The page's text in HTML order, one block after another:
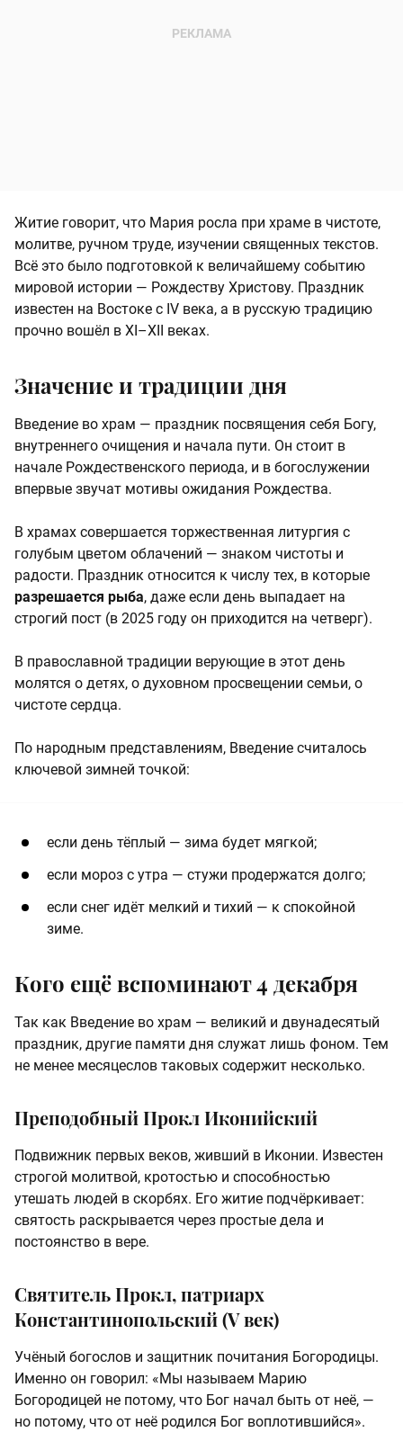
Житие говорит, что Мария росла при храме в чистоте,
молитве, ручном труде, изучении священных текстов.
Всё это было подготовкой к величайшему событию
мировой истории — Рождеству Христову. Праздник
известен на Востоке с IV века, а в русскую традицию
прочно вошёл в XI–XII веках.
Значение и традиции дня
Введение во храм — праздник посвящения себя Богу,
внутреннего очищения и начала пути. Он стоит в
начале Рождественского периода, и в богослужении
впервые звучат мотивы ожидания Рождества.
В храмах совершается торжественная литургия с
голубым цветом облачений — знаком чистоты и
радости. Праздник относится к числу тех, в которые
разрешается рыба, даже если день выпадает на
строгий пост (в 2025 году он приходится на четверг).
В православной традиции верующие в этот день
молятся о детях, о духовном просвещении семьи, о
чистоте сердца.
По народным представлениям, Введение считалось
ключевой зимней точкой:
если день тёплый — зима будет мягкой;
если мороз с утра — стужи продержатся долго;
если снег идёт мелкий и тихий — к спокойной
зиме.
Кого ещё вспоминают 4 декабря
Так как Введение во храм — великий и двунадесятый
праздник, другие памяти дня служат лишь фоном. Тем
не менее месяцеслов таковых содержит несколько.
Преподобный Прокл Иконийский
Подвижник первых веков, живший в Иконии. Известен
строгой молитвой, кротостью и способностью
утешать людей в скорбях. Его житие подчёркивает:
святость раскрывается через простые дела и
постоянство в вере.
Святитель Прокл, патриарх
Константинопольский (V век)
Учёный богослов и защитник почитания Богородицы.
Именно он говорил: «Мы называем Марию
Богородицей не потому, что Бог начал быть от неё, —
но потому, что от неё родился Бог воплотившийся».